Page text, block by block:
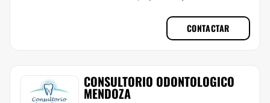
CONTACTAR
CONSULTORIO ODONTOLOGICO
MENDOZA